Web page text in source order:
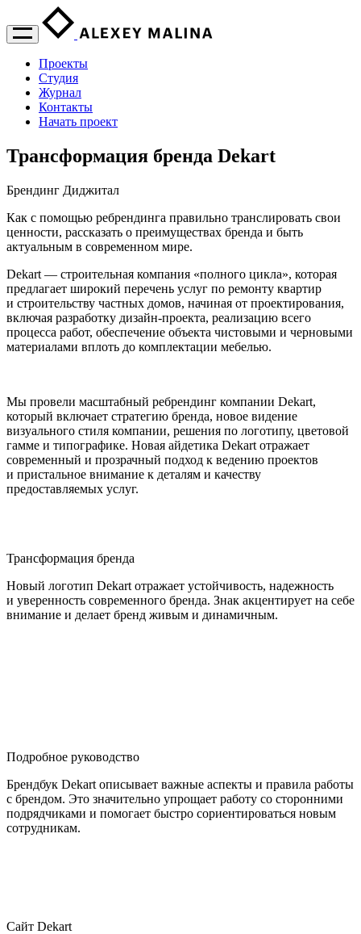
Проекты
Студия
Журнал
Контакты
Начать проект
Трансформация бренда Dekart
Брендинг Диджитал
Как с помощью ребрендинга правильно транслировать свои
ценности, рассказать о преимуществах бренда и быть
актуальным в современном мире.
Dekart — строительная компания «полного цикла», которая
предлагает широкий перечень услуг по ремонту квартир
и строительству частных домов, начиная от проектирования,
включая разработку дизайн-проекта, реализацию всего
процесса работ, обеспечение объекта чистовыми и черновыми
материалами вплоть до комплектации мебелью.
Мы провели масштабный ребрендинг компании Dekart,
который включает стратегию бренда, новое видение
визуального стиля компании, решения по логотипу, цветовой
гамме и типографике. Новая айдетика Dekart отражает
современный и прозрачный подход к ведению проектов
и пристальное внимание к деталям и качеству
предоставляемых услуг.
Трансформация бренда
Новый логотип Dekart отражает устойчивость, надежность
и уверенность современного бренда. Знак акцентирует на себе
внимание и делает бренд живым и динамичным.
Подробное руководство
Брендбук Dekart описывает важные аспекты и правила работы
с брендом. Это значительно упрощает работу со сторонними
подрядчиками и помогает быстро сориентироваться новым
сотрудникам.
Сайт Dekart